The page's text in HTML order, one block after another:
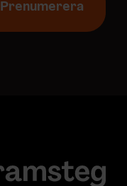
Prenumerera